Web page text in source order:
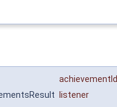
achievementId
listener